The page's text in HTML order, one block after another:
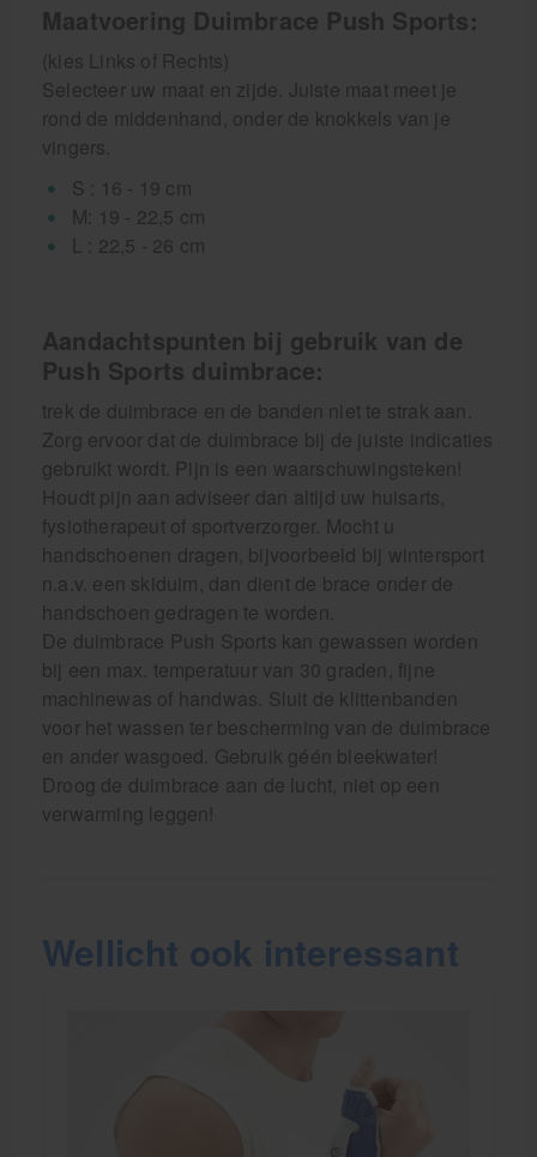
Maatvoering Duimbrace Push Sports:
(kies Links of Rechts)
Selecteer uw maat en zijde. Juiste maat meet je
rond de middenhand, onder de knokkels van je
vingers.
S : 16 - 19 cm
M: 19 - 22,5 cm
L : 22,5 - 26 cm
Aandachtspunten bij gebruik van de
Push Sports duimbrace:
trek de duimbrace en de banden niet te strak aan.
Zorg ervoor dat de duimbrace bij de juiste indicaties
gebruikt wordt. Pijn is een waarschuwingsteken!
Houdt pijn aan adviseer dan altijd uw huisarts,
fysiotherapeut of sportverzorger. Mocht u
handschoenen dragen, bijvoorbeeld bij wintersport
n.a.v. een skiduim, dan dient de brace onder de
handschoen gedragen te worden.
De duimbrace Push Sports kan gewassen worden
bij een max. temperatuur van 30 graden, fijne
machinewas of handwas. Sluit de klittenbanden
voor het wassen ter bescherming van de duimbrace
en ander wasgoed. Gebruik géén bleekwater!
Droog de duimbrace aan de lucht, niet op een
verwarming leggen!
Wellicht ook interessant